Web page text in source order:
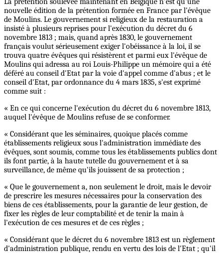
nouvelle édition de la prétention formée en France par l'évêque
de Moulins. Le gouvernement si religieux de la restauration a
insisté à plusieurs reprises pour l'exécution du décret du 6
novembre 1813 ; mais, quand après 1830, le gouvernement
français voulut sérieusement exiger l'obéissance à la loi, il se
trouva quatre évêques qui résistèrent et parmi eux l'évêque de
Moulins qui adressa au roi Louis-Philippe un mémoire qui a été
déféré au conseil d'Etat par la voie d'appel comme d'abus ; et le
conseil d'Etat, par ordonnance du 4 mars 1835, s'est exprimé
comme suit :
« En ce qui concerne l'exécution du décret du 6 novembre 1813,
auquel l'évêque de Moulins refuse de se conformer.
« Considérant que les séminaires, quoique placés comme
établissements religieux sous l'administration immédiate des
évêques, sont soumis, comme tous les établissements publics dont
ils font partie, à la haute tutelle du gouvernement et à sa
surveillance, de même qu'ils jouissent de sa protection ;
« Que le gouvernement a, non seulement le droit, mais le devoir
de prescrire les mesures nécessaires pour la conservation des
biens de ces établissements, pour la garantie de leur gestion, de
fixer les règles de leur comptabilité et de tenir la main à
l'exécution de ces mesures et de ces règles ;
« Considérant que le décret du 6 novembre 1813 est un règlement
d'administration publique, rendu en vertu des lois de l'Etat ; qu'il